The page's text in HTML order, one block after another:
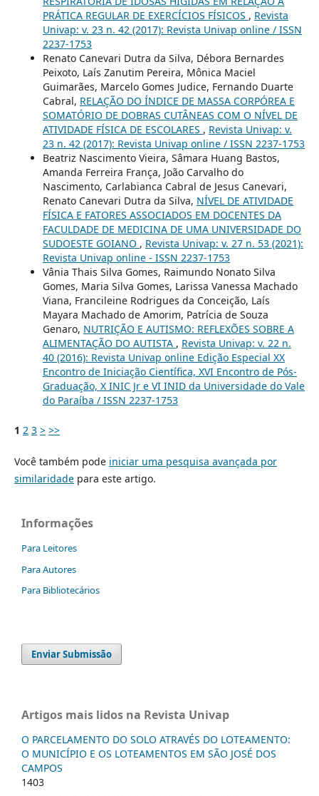
PRÁTICA REGULAR DE EXERCÍCIOS FÍSICOS , Revista
Univap: v. 23 n. 42 (2017): Revista Univap online / ISSN
2237-1753
Renato Canevari Dutra da Silva, Débora Bernardes
Peixoto, Laís Zanutim Pereira, Mônica Maciel
Guimarães, Marcelo Gomes Judice, Fernando Duarte
Cabral, RELAÇÃO DO ÍNDICE DE MASSA CORPÓREA E
SOMATÓRIO DE DOBRAS CUTÂNEAS COM O NÍVEL DE
ATIVIDADE FÍSICA DE ESCOLARES , Revista Univap: v.
23 n. 42 (2017): Revista Univap online / ISSN 2237-1753
Beatriz Nascimento Vieira, Sâmara Huang Bastos,
Amanda Ferreira França, João Carvalho do
Nascimento, Carlabianca Cabral de Jesus Canevari,
Renato Canevari Dutra da Silva, NÍVEL DE ATIVIDADE
FÍSICA E FATORES ASSOCIADOS EM DOCENTES DA
FACULDADE DE MEDICINA DE UMA UNIVERSIDADE DO
SUDOESTE GOIANO , Revista Univap: v. 27 n. 53 (2021):
Revista Univap online - ISSN 2237-1753
Vânia Thais Silva Gomes, Raimundo Nonato Silva
Gomes, Maria Silva Gomes, Larissa Vanessa Machado
Viana, Francileine Rodrigues da Conceição, Laís
Mayara Machado de Amorim, Patrícia de Souza
Genaro, NUTRIÇÃO E AUTISMO: REFLEXÕES SOBRE A
ALIMENTAÇÃO DO AUTISTA , Revista Univap: v. 22 n.
40 (2016): Revista Univap online Edição Especial XX
Encontro de Iniciação Científica, XVI Encontro de Pós-
Graduação, X INIC Jr e VI INID da Universidade do Vale
do Paraíba / ISSN 2237-1753
1 2 3 > >>
Você também pode iniciar uma pesquisa avançada por
similaridadepara este artigo.
Informações
Para Leitores
Para Autores
Para Bibliotecários
Enviar Submissão
Artigos mais lidos na Revista Univap
O PARCELAMENTO DO SOLO ATRAVÉS DO LOTEAMENTO:
O MUNICÍPIO E OS LOTEAMENTOS EM SÃO JOSÉ DOS
CAMPOS
1403